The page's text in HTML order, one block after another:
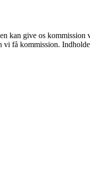
kan give os kommission
få kommission.